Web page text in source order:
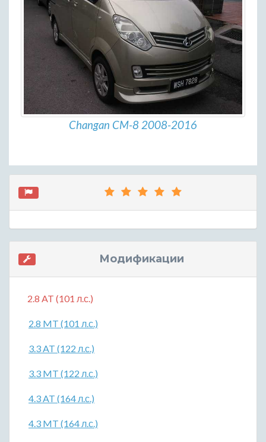
Changan CM-8 2008-2016
Модификации
2.8 AT (101 л.с.)
2.8 MT (101 л.с.)
3.3 AT (122 л.с.)
3.3 MT (122 л.с.)
4.3 AT (164 л.с.)
4.3 MT (164 л.с.)